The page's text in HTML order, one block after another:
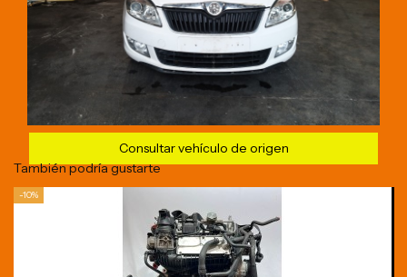
Consultar vehículo de origen
También podría gustarte
-10%